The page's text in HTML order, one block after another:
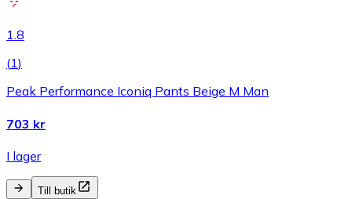
1.8
(1)
Peak Performance Iconiq Pants Beige M Man
703 kr
I lager
Till butik